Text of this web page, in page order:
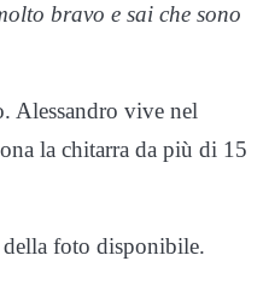
bravo e sai che sono
Alessandro vive nel
la chitarra da più di 15